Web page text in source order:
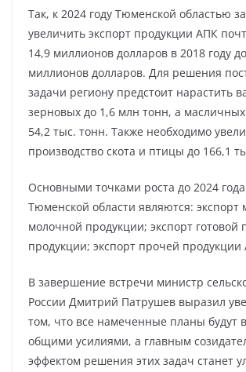
Так, к 2024 году Тюменской областью
увеличить экспорт продукции АПК
14,9 миллионов долларов в 2018 году
миллионов долларов. Для решения
задачи региону предстоит нарастить
зерновых до 1,6 млн тонн, а масличных
54,2 тыс. тонн. Также необходимо
производство скота и птицы до 166,1
Основными точками роста до 2024
Тюменской области являются: экспорт
молочной продукции; экспорт готовой
продукции; экспорт прочей продукции
В завершение встречи министр
России Дмитрий Патрушев выразил
том, что все намеченные планы будут
общими усилиями, а главным
эффектом решения этих задач станет